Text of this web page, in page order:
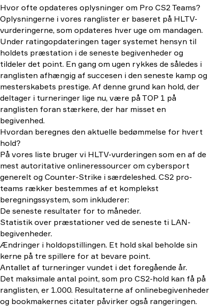
Hvor ofte opdateres oplysninger om Pro CS2 Teams?
Oplysningerne i vores ranglister er baseret på HLTV-
vurderingerne, som opdateres hver uge om mandagen.
Under ratingopdateringen tager systemet hensyn til
holdets præstation i de seneste begivenheder og
tildeler det point. En gang om ugen rykkes de således i
ranglisten afhængig af succesen i den seneste kamp og
mesterskabets prestige. Af denne grund kan hold, der
deltager i turneringer lige nu, være på TOP 1 på
ranglisten foran stærkere, der har misset en
begivenhed.
Hvordan beregnes den aktuelle bedømmelse for hvert
hold?
På vores liste bruger vi HLTV-vurderingen som en af de
mest autoritative onlineressourcer om cybersport
generelt og Counter-Strike i særdeleshed. CS2 pro-
teams rækker bestemmes af et komplekst
beregningssystem, som inkluderer:
De seneste resultater for to måneder.
Statistik over præstationer ved de seneste ti LAN-
begivenheder.
Ændringer i holdopstillingen. Et hold skal beholde sin
kerne på tre spillere for at bevare point.
Antallet af turneringer vundet i det foregående år.
Det maksimale antal point, som pro CS2-hold kan få på
ranglisten, er 1.000. Resultaterne af onlinebegivenheder
og bookmakernes citater påvirker også rangeringen.